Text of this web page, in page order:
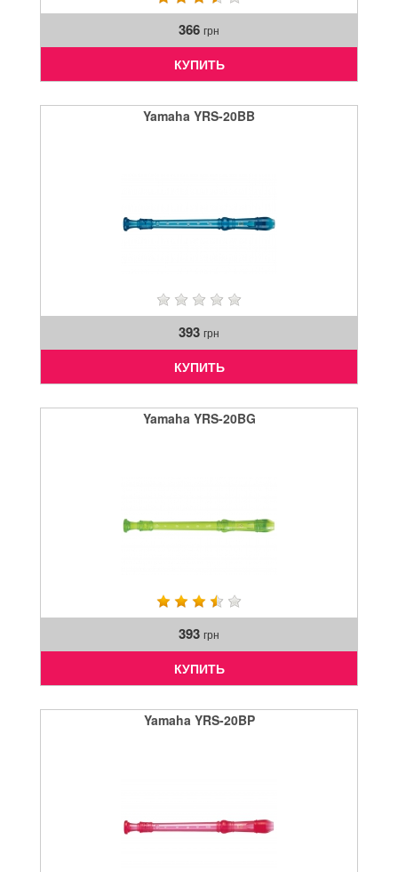
366 грн
КУПИТЬ
Yamaha YRS-20BB
393 грн
КУПИТЬ
Yamaha YRS-20BG
393 грн
КУПИТЬ
Yamaha YRS-20BP